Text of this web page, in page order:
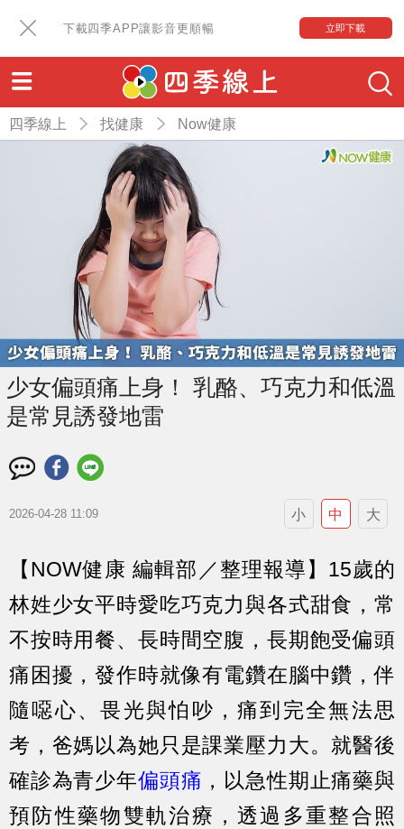
下載四季APP讓影音更順暢 立即下載
四季線上 找健康 Now健康
少女偏頭痛上身！ 乳酪、巧克力和低溫
是常見誘發地雷
2026-04-28 11:09 小 中 大
【NOW健康 編輯部／整理報導】15歲的
林姓少女平時愛吃巧克力與各式甜食，常
不按時用餐、長時間空腹，長期飽受偏頭
痛困擾，發作時就像有電鑽在腦中鑽，伴
隨噁心、畏光與怕吵，痛到完全無法思
考，爸媽以為她只是課業壓力大。就醫後
確診為青少年偏頭痛 ，以急性期止痛藥與
預防性藥物雙軌治療，透過多重整合照